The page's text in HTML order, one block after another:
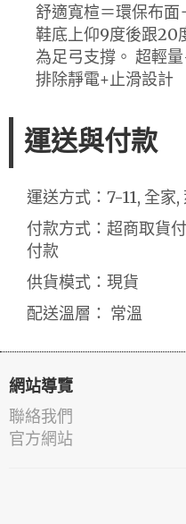
舒適寬楦＝環保布面
鞋底上仰9度後跟20
為足弓支撐。 超輕
排除靜電+止滑設計
運送與付款
運送方式：7-11, 全家
付款方式：超商取貨
付款
供貨模式：現貨
配送溫層： 常溫
網站導覽
聯絡我們
官方網站